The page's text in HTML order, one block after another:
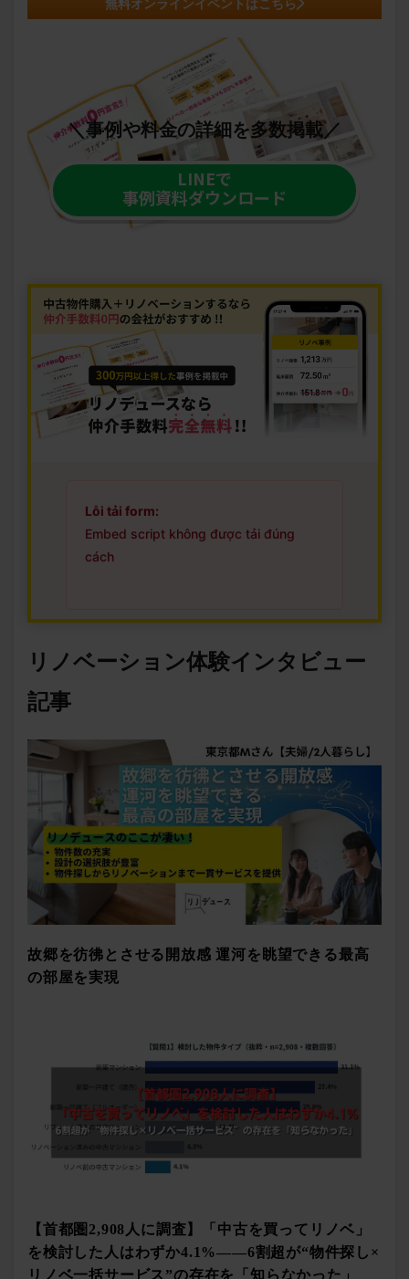
＼事例や料金の詳細を多数掲載／
LINEで
事例資料ダウンロード
Lỗi tải form:
Embed script không được tải đúng
cách
リノベーション体験インタビュー
記事
故郷を彷彿とさせる開放感 運河を眺望できる最高
の部屋を実現
【首都圏2,908人に調査】「中古を買ってリノベ」
を検討した人はわずか4.1%——6割超が“物件探し×
リノベ一括サービス”の存在を「知らなかった」